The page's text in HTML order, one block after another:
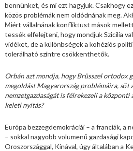
bennünket, és mi ezt hagyjuk. Csakhogy
közös problémák nem oldódnának meg.
Miért vállalnának konfliktust mások
tessék elfelejteni, hogy mondjuk Szicília
vidéket, de a különbségek a kohéziós
tolerálható szintre csökkenthetők.
Orbán azt mondja, hogy Brüsszel ortodox
megoldást Magyarország problémáira, sőt
nemzetgazdaságát is félrekezeli a központi
keleti nyitás?
Európa bezzegdemokráciái – a franciák, a
– sokkal nagyobb volumenű gazdasági
Oroszországgal, Kínával, úgy általában a